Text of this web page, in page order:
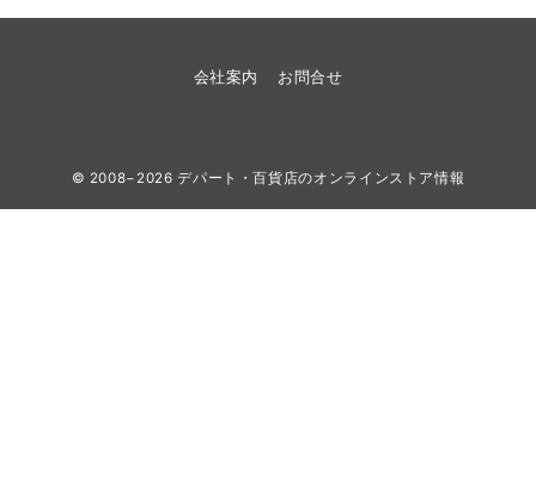
会社案内 お問合せ
© 2008−2026デパート・百貨店のオンラインストア情報